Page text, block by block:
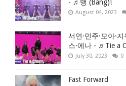
- ♬뱅 (Bang)!
August 04, 2023
서연·민주·모아·
스·에나 - ♬Tie a
July 30, 2023 0
Fast Forward